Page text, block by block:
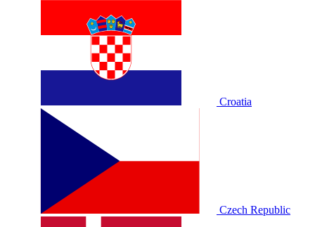
Croatia
Czech Republic